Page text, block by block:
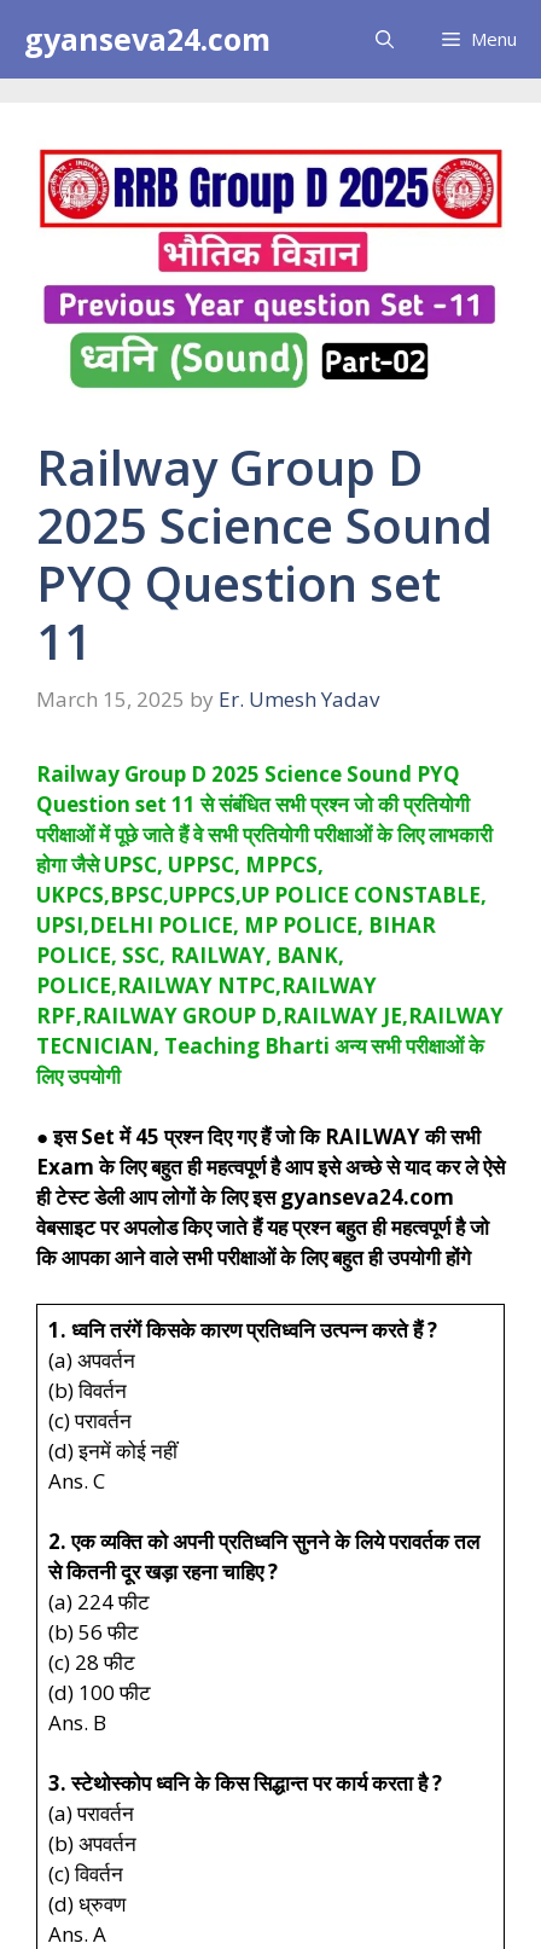
content
gyanseva24.com Menu
Railway Group D
2025 Science Sound
PYQ Question set
11
March 15, 2025 by Er. Umesh Yadav
Railway Group D 2025 Science Sound PYQ
Question set 11 से संबंधित सभी प्रश्न जो की प्रतियोगी
परीक्षाओं में पूछे जाते हैं वे सभी प्रतियोगी परीक्षाओं के लिए लाभकारी
होगा जैसे UPSC, UPPSC, MPPCS,
UKPCS,BPSC,UPPCS,UP POLICE CONSTABLE,
UPSI,DELHI POLICE, MP POLICE, BIHAR
POLICE, SSC, RAILWAY, BANK,
POLICE,RAILWAY NTPC,RAILWAY
RPF,RAILWAY GROUP D,RAILWAY JE,RAILWAY
TECNICIAN, Teaching Bharti अन्य सभी परीक्षाओं के
लिए उपयोगी
● इस Set में 45 प्रश्न दिए गए हैं जो कि RAILWAY की सभी
Exam के लिए बहुत ही महत्वपूर्ण है आप इसे अच्छे से याद कर ले ऐसे
ही टेस्ट डेली आप लोगों के लिए इस gyanseva24.com
वेबसाइट पर अपलोड किए जाते हैं यह प्रश्न बहुत ही महत्वपूर्ण है जो
कि आपका आने वाले सभी परीक्षाओं के लिए बहुत ही उपयोगी होंगे
1. ध्वनि तरंगें किसके कारण प्रतिध्वनि उत्पन्न करते हैं ?
(a) अपवर्तन
(b) विवर्तन
(c) परावर्तन
(d) इनमें कोई नहीं
Ans. C
2. एक व्यक्ति को अपनी प्रतिध्वनि सुनने के लिये परावर्तक तल
से कितनी दूर खड़ा रहना चाहिए ?
(a) 224 फीट
(b) 56 फीट
(c) 28 फीट
(d) 100 फीट
Ans. B
3. स्टेथोस्कोप ध्वनि के किस सिद्धान्त पर कार्य करता है ?
(a) परावर्तन
(b) अपवर्तन
(c) विवर्तन
(d) ध्रुवण
Ans. A